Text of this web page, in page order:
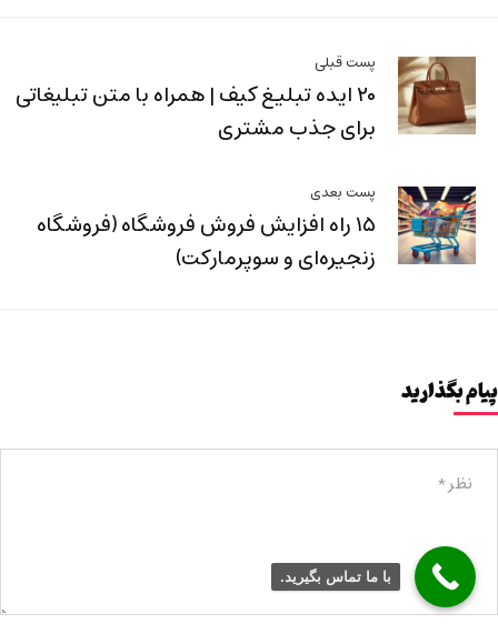
پست قبلی
۲۰ ایده تبلیغ کیف | همراه با متن تبلیغاتی
برای جذب مشتری
پست بعدی
۱۵ راه‌ افزایش فروش فروشگاه (فروشگاه
زنجیره‌ای و سوپرمارکت)
پیام بگذارید
با ما تماس بگیرید.